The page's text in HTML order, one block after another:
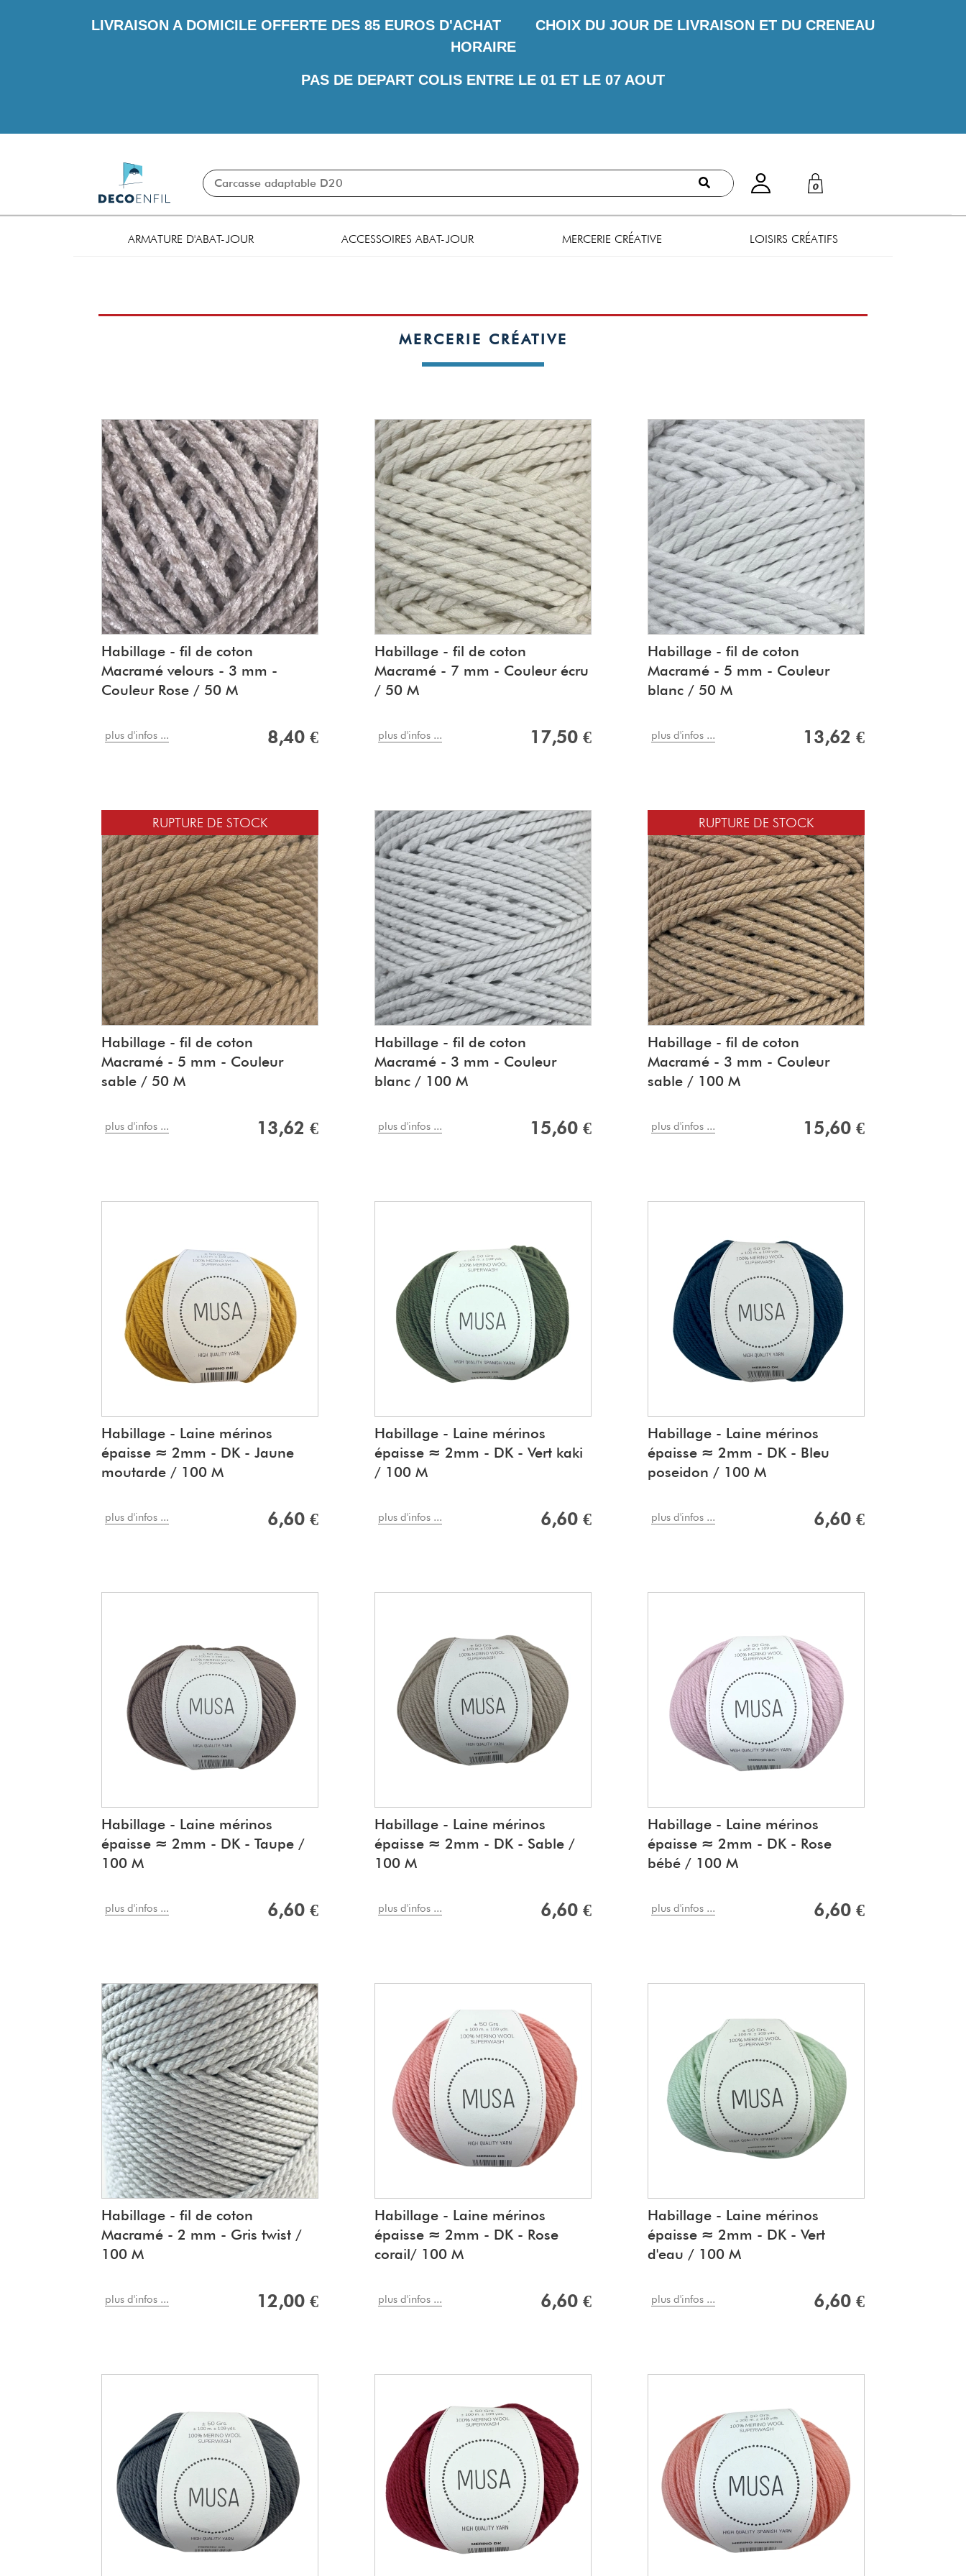
LIVRAISON A DOMICILE OFFERTE DES 85 EUROS D'ACHAT CHOIX DU JOUR DE LIVRAISON ET DU CRENEAU
HORAIRE
PAS DE DEPART COLIS ENTRE LE 01 ET LE 07 AOUT
0
ARMATURE D'ABAT-JOUR ACCESSOIRES ABAT-JOUR MERCERIE CRÉATIVE LOISIRS CRÉATIFS
MERCERIE CRÉATIVE
Habillage - fil de coton
Macramé velours - 3 mm -
Couleur Rose / 50 M
plus d'infos ... 8,40 €
Habillage - fil de coton
Macramé - 7 mm - Couleur écru
/ 50 M
plus d'infos ... 17,50 €
Habillage - fil de coton
Macramé - 5 mm - Couleur
blanc / 50 M
plus d'infos ... 13,62 €
RUPTURE DE STOCK
Habillage - fil de coton
Macramé - 5 mm - Couleur
sable / 50 M
plus d'infos ... 13,62 €
Habillage - fil de coton
Macramé - 3 mm - Couleur
blanc / 100 M
plus d'infos ... 15,60 €
RUPTURE DE STOCK
Habillage - fil de coton
Macramé - 3 mm - Couleur
sable / 100 M
plus d'infos ... 15,60 €
Habillage - Laine mérinos
épaisse ≈ 2mm - DK - Jaune
moutarde / 100 M
plus d'infos ... 6,60 €
Habillage - Laine mérinos
épaisse ≈ 2mm - DK - Vert kaki
/ 100 M
plus d'infos ... 6,60 €
Habillage - Laine mérinos
épaisse ≈ 2mm - DK - Bleu
poseidon / 100 M
plus d'infos ... 6,60 €
Habillage - Laine mérinos
épaisse ≈ 2mm - DK - Taupe /
100 M
plus d'infos ... 6,60 €
Habillage - Laine mérinos
épaisse ≈ 2mm - DK - Sable /
100 M
plus d'infos ... 6,60 €
Habillage - Laine mérinos
épaisse ≈ 2mm - DK - Rose
bébé / 100 M
plus d'infos ... 6,60 €
Habillage - fil de coton
Macramé - 2 mm - Gris twist /
100 M
plus d'infos ... 12,00 €
Habillage - Laine mérinos
épaisse ≈ 2mm - DK - Rose
corail/ 100 M
plus d'infos ... 6,60 €
Habillage - Laine mérinos
épaisse ≈ 2mm - DK - Vert
d'eau / 100 M
plus d'infos ... 6,60 €